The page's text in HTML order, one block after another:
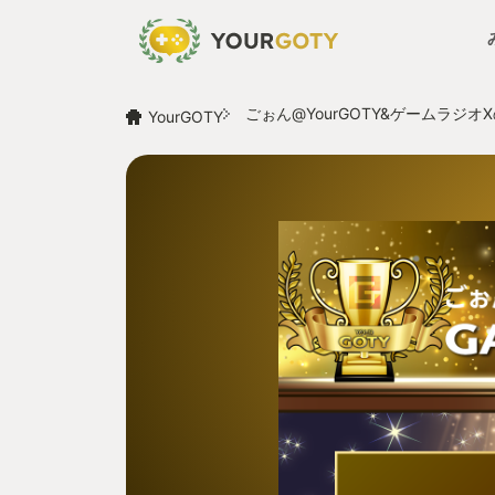
YourGOTY ごぉん@YourGOTY&ゲームラジオ